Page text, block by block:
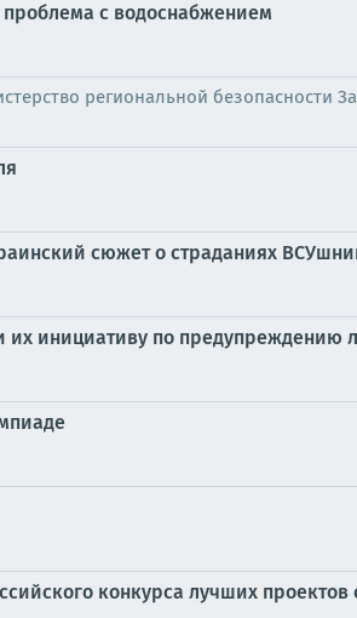
проблема с водоснабжением
региональной безопасности
сюжет о страданиях
инициативу по предупреждению
конкурса лучших проектов